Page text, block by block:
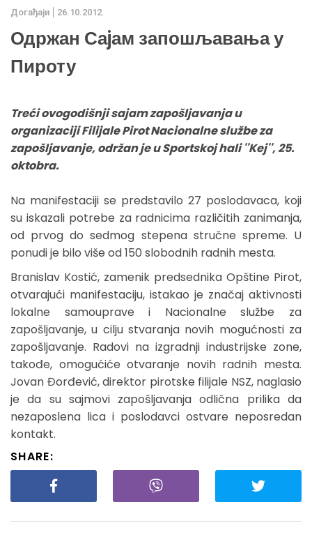
Дoгађаjи 26.10.2012.
Одржан Саjам запошљавања у
Пироту
Treći ovogodišnji sajam zapošljavanja u
organizaciji Filijale Pirot Nacionalne službe za
zapošljavanje, održan je u Sportskoj hali ''Kej'', 25.
oktobra.
Na manifestaciji se predstavilo 27 poslodavaca, koji
su iskazali potrebe za radnicima različitih zanimanja,
od prvog do sedmog stepena stručne spreme. U
ponudi je bilo više od 150 slobodnih radnih mesta.
Branislav Kostić, zamenik predsednika Opštine Pirot,
otvarajući manifestaciju, istakao je značaj aktivnosti
lokalne samouprave i Nacionalne službe za
zapošljavanje, u cilju stvaranja novih mogućnosti za
zapošljavanje. Radovi na izgradnji industrijske zone,
takođe, omogućiće otvaranje novih radnih mesta.
Jovan Đorđević, direktor pirotske filijale NSZ, naglasio
je da su sajmovi zapošljavanja odlična prilika da
nezaposlena lica i poslodavci ostvare neposredan
kontakt.
SHARE: